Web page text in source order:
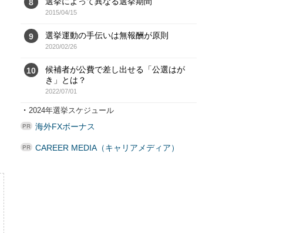
8
2015/04/15
9 選挙運動の手伝いは無報酬が原則
2020/02/26
10
候補者が公費で差し出せる「公選はが
き」とは？
2022/07/01
・ 2024年選挙スケジュール
海外FXボーナス
CAREER MEDIA（キャリアメディア）